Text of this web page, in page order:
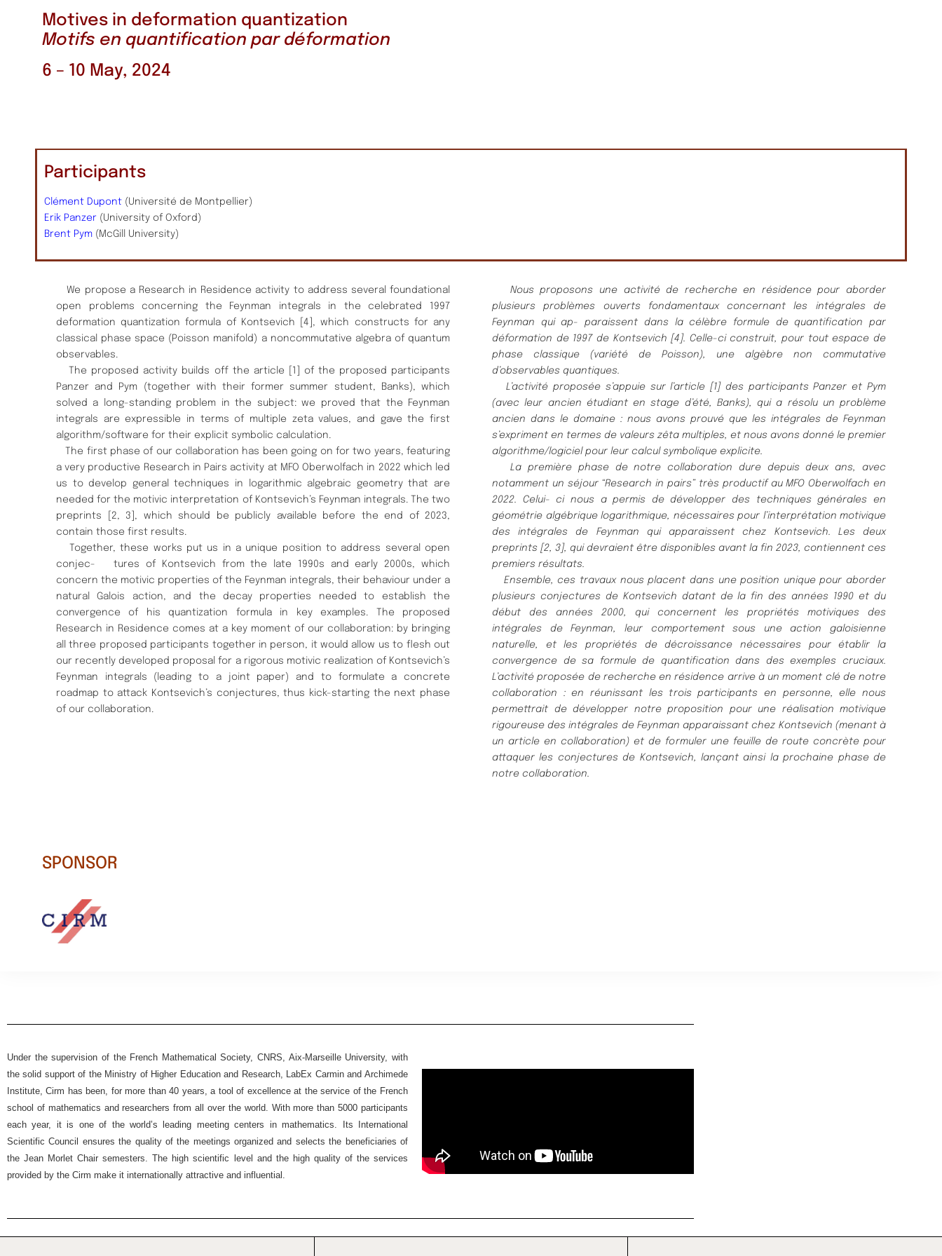
Motives in deformation quantization
Motifs en quantification par déformation
6 – 10 May, 2024
Participants
Clément Dupont (Université de Montpellier)
Erik Panzer (University of Oxford)
Brent Pym (McGill University)
We propose a Research in Residence activity to address several foundational
open problems concerning the Feynman integrals in the celebrated 1997
deformation quantization formula of Kontsevich [4], which constructs for any
classical phase space (Poisson manifold) a noncommutative algebra of quantum
observables.
The proposed activity builds off the article [1] of the proposed participants
Panzer and Pym (together with their former summer student, Banks), which
solved a long-standing problem in the subject: we proved that the Feynman
integrals are expressible in terms of multiple zeta values, and gave the first
algorithm/software for their explicit symbolic calculation.
The first phase of our collaboration has been going on for two years, featuring
a very productive Research in Pairs activity at MFO Oberwolfach in 2022 which led
us to develop general techniques in logarithmic algebraic geometry that are
needed for the motivic interpretation of Kontsevich’s Feynman integrals. The two
preprints [2, 3], which should be publicly available before the end of 2023,
contain those first results.
Together, these works put us in a unique position to address several open
conjec- tures of Kontsevich from the late 1990s and early 2000s, which
concern the motivic properties of the Feynman integrals, their behaviour under a
natural Galois action, and the decay properties needed to establish the
convergence of his quantization formula in key examples. The proposed
Research in Residence comes at a key moment of our collaboration: by bringing
all three proposed participants together in person, it would allow us to flesh out
our recently developed proposal for a rigorous motivic realization of Kontsevich’s
Feynman integrals (leading to a joint paper) and to formulate a concrete
roadmap to attack Kontsevich’s conjectures, thus kick-starting the next phase
of our collaboration.
Nous proposons une activité de recherche en résidence pour aborder
plusieurs problèmes ouverts fondamentaux concernant les intégrales de
Feynman qui ap- paraissent dans la célèbre formule de quantification par
déformation de 1997 de Kontsevich [4]. Celle-ci construit, pour tout espace de
phase classique (variété de Poisson), une algèbre non commutative
d’observables quantiques.
L’activité proposée s’appuie sur l’article [1] des participants Panzer et Pym
(avec leur ancien étudiant en stage d’été, Banks), qui a résolu un problème
ancien dans le domaine : nous avons prouvé que les intégrales de Feynman
s’expriment en termes de valeurs zêta multiples, et nous avons donné le premier
algorithme/logiciel pour leur calcul symbolique explicite.
La première phase de notre collaboration dure depuis deux ans, avec
notamment un séjour “Research in pairs” très productif au MFO Oberwolfach en
2022. Celui- ci nous a permis de développer des techniques générales en
géométrie algébrique logarithmique, nécessaires pour l’interprétation motivique
des intégrales de Feynman qui apparaissent chez Kontsevich. Les deux
preprints [2, 3], qui devraient être disponibles avant la fin 2023, contiennent ces
premiers résultats.
Ensemble, ces travaux nous placent dans une position unique pour aborder
plusieurs conjectures de Kontsevich datant de la fin des années 1990 et du
début des années 2000, qui concernent les propriétés motiviques des
intégrales de Feynman, leur comportement sous une action galoisienne
naturelle, et les propriétés de décroissance nécessaires pour établir la
convergence de sa formule de quantification dans des exemples cruciaux.
L’activité proposée de recherche en résidence arrive à un moment clé de notre
collaboration : en réunissant les trois participants en personne, elle nous
permettrait de développer notre proposition pour une réalisation motivique
rigoureuse des intégrales de Feynman apparaissant chez Kontsevich (menant à
un article en collaboration) et de formuler une feuille de route concrète pour
attaquer les conjectures de Kontsevich, lançant ainsi la prochaine phase de
notre collaboration.
SPONSOR
Under the supervision of the French Mathematical Society, CNRS, Aix-Marseille University, with
the solid support of the Ministry of Higher Education and Research, LabEx Carmin and Archimede
Institute, Cirm has been, for more than 40 years, a tool of excellence at the service of the French
school of mathematics and researchers from all over the world. With more than 5000 participants
each year, it is one of the world’s leading meeting centers in mathematics. Its International
Scientific Council ensures the quality of the meetings organized and selects the beneficiaries of
the Jean Morlet Chair semesters. The high scientific level and the high quality of the services
provided by the Cirm make it internationally attractive and influential.